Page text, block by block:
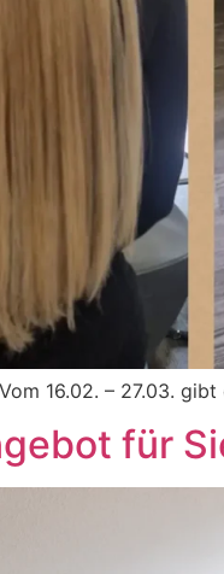
16.02. – 27.03.
für